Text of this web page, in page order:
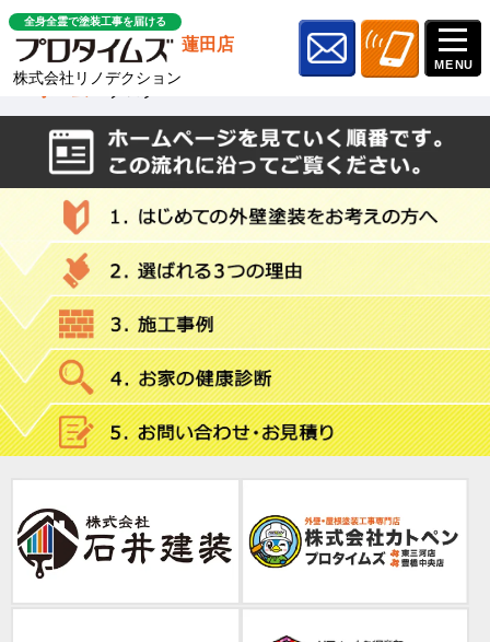
全身全霊で塗装工事を届ける
蓮田店
株式会社リノデクション
ホーム » ブログ